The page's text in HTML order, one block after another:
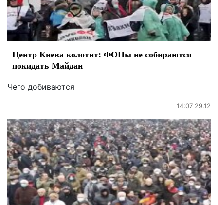
Центр Киева колотит: ФОПы не собираются
покидать Майдан
Чего добиваются
14:07 29.12